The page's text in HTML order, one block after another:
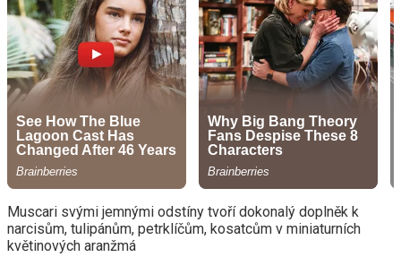
Muscari svými jemnými odstíny tvoří dokonalý doplněk k
narcisům, tulipánům, petrklíčům, kosatcům v miniaturních
květinových aranžmá